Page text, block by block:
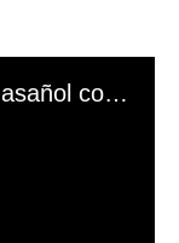
El mal momento de Yanina Gasañol con un hincha argentino en "Subrayado"